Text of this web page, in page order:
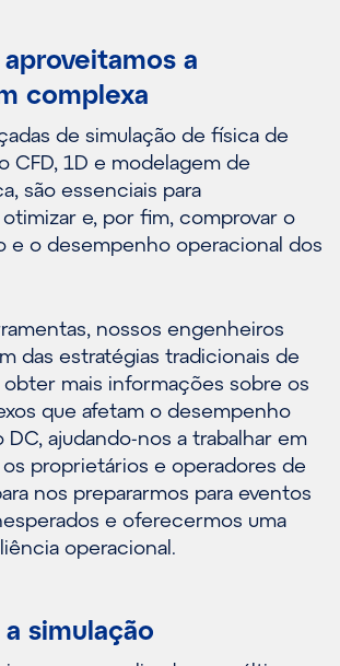
a
complexa
de simulação de física de
CFD, 1D e modelagem de
são essenciais para
e, por fim, comprovar o
e o desempenho operacional dos
nossos engenheiros
das estratégias tradicionais de
mais informações sobre os
que afetam o desempenho
ajudando-nos a trabalhar em
proprietários e operadores de
nos prepararmos para eventos
e oferecermos uma
operacional.
simulação